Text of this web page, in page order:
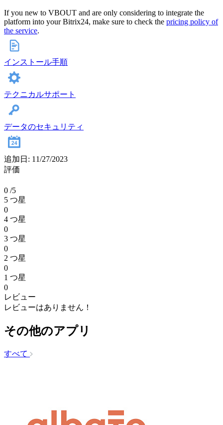
If you new to VBOUT and are only considering to integrate the
platform into your Bitrix24, make sure to check the pricing policy of
the service.
インストール手順
テクニカルサポート
データのセキュリティ
追加日: 11/27/2023
評価
0 /5
5 つ星
0
4 つ星
0
3 つ星
0
2 つ星
0
1 つ星
0
レビュー
レビューはありません！
その他のアプリ
すべて